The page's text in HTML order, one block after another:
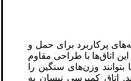
پرکاربرد برای حمل و
اتاق‌ها با طراحی مقاوم
وزن‌های سنگین را
اتاق کمپرسی نیسان به